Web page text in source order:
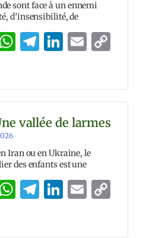
sont face à un ennemi
d’insensibilité, de
WhatsApp
Telegram
LinkedIn
Email
vallée de larmes
Iran ou en Ukraine, le
des enfants est une
WhatsApp
Telegram
LinkedIn
Email